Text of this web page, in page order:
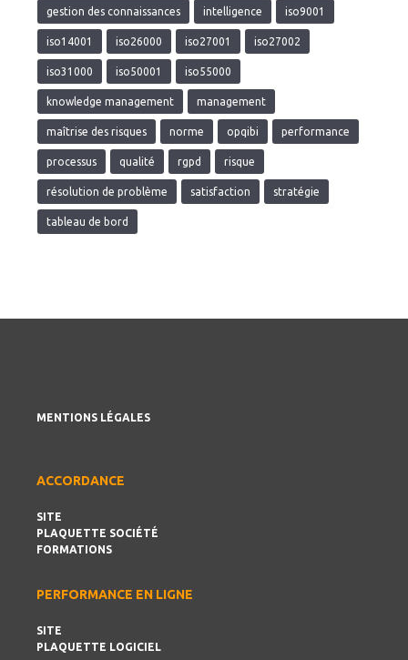
gestion des connaissances intelligence iso9001
iso14001 iso26000 iso27001 iso27002
iso31000 iso50001 iso55000
knowledge management management
maîtrise des risques norme opqibi performance
processus qualité rgpd risque
résolution de problème satisfaction stratégie
tableau de bord
MENTIONS LÉGALES
ACCORDANCE
SITE
PLAQUETTE SOCIÉTÉ
FORMATIONS
PERFORMANCE EN LIGNE
SITE
PLAQUETTE LOGICIEL